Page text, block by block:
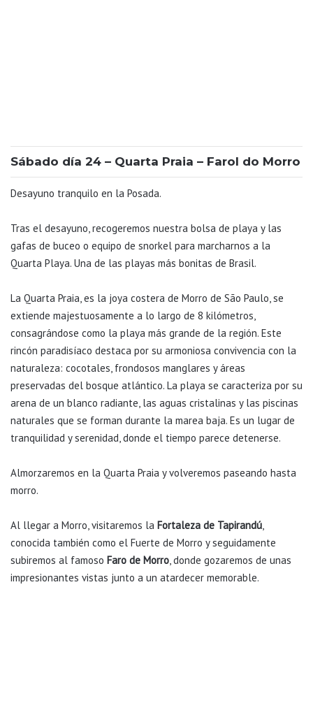
Sábado día 24 – Quarta Praia – Farol do Morro
Desayuno tranquilo en la Posada.
Tras el desayuno, recogeremos nuestra bolsa de playa y las
gafas de buceo o equipo de snorkel para marcharnos a la
Quarta Playa. Una de las playas más bonitas de Brasil.
La Quarta Praia, es la joya costera de Morro de São Paulo, se
extiende majestuosamente a lo largo de 8 kilómetros,
consagrándose como la playa más grande de la región. Este
rincón paradisíaco destaca por su armoniosa convivencia con la
naturaleza: cocotales, frondosos manglares y áreas
preservadas del bosque atlántico. La playa se caracteriza por su
arena de un blanco radiante, las aguas cristalinas y las piscinas
naturales que se forman durante la marea baja. Es un lugar de
tranquilidad y serenidad, donde el tiempo parece detenerse.
Almorzaremos en la Quarta Praia y volveremos paseando hasta
morro.
Al llegar a Morro, visitaremos la Fortaleza de Tapirandú
conocida también como el Fuerte de Morro y seguidamente
subiremos al famoso Faro de Morro , donde gozaremos de unas
impresionantes vistas junto a un atardecer memorable.